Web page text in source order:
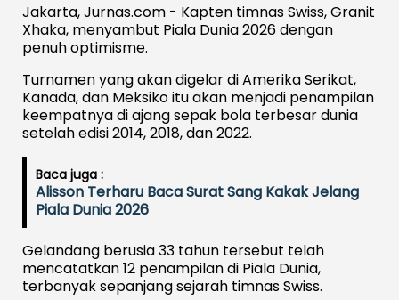
Jakarta, Jurnas.com - Kapten timnas Swiss, Granit
Xhaka, menyambut Piala Dunia 2026 dengan
penuh optimisme.
Turnamen yang akan digelar di Amerika Serikat,
Kanada, dan Meksiko itu akan menjadi penampilan
keempatnya di ajang sepak bola terbesar dunia
setelah edisi 2014, 2018, dan 2022.
Baca juga :
Alisson Terharu Baca Surat Sang Kakak Jelang
Piala Dunia 2026
Gelandang berusia 33 tahun tersebut telah
mencatatkan 12 penampilan di Piala Dunia,
terbanyak sepanjang sejarah timnas Swiss.